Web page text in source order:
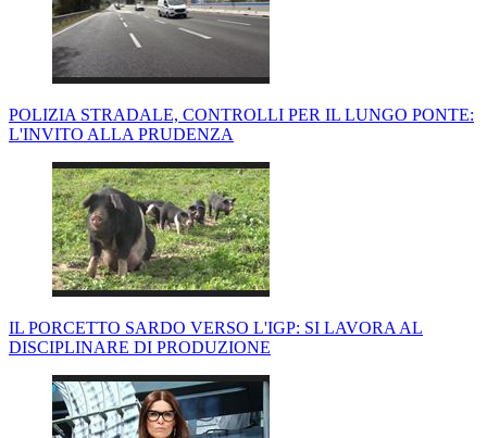
POLIZIA STRADALE, CONTROLLI PER IL LUNGO PONTE:
L'INVITO ALLA PRUDENZA
IL PORCETTO SARDO VERSO L'IGP: SI LAVORA AL
DISCIPLINARE DI PRODUZIONE